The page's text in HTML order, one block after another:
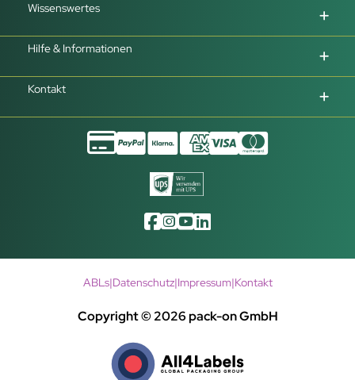
Wissenswertes
Hilfe & Informationen
Kontakt
Copyright © 2026 pack-on GmbH
ABLs|Datenschutz|Impressum|Kontakt